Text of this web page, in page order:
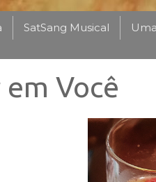
SatSang Musical
Você